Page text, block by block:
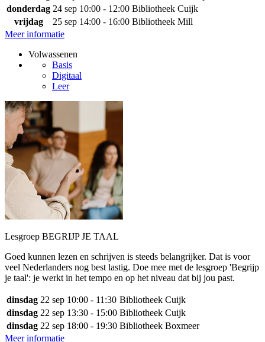
donderdag 24 sep 10:00 - 12:00 Bibliotheek Cuijk
vrijdag
25 sep 14:00 - 16:00 Bibliotheek Mill
Meer informatie
Volwassenen
Basis
Digitaal
Leer
Lesgroep BEGRIJP JE TAAL
Goed kunnen lezen en schrijven is steeds belangrijker. Dat is voor
veel Nederlanders nog best lastig. Doe mee met de lesgroep 'Begrijp
je taal': je werkt in het tempo en op het niveau dat bij jou past.
dinsdag 22 sep 10:00 - 11:30 Bibliotheek Cuijk
dinsdag 22 sep 13:30 - 15:00 Bibliotheek Cuijk
dinsdag 22 sep 18:00 - 19:30 Bibliotheek Boxmeer
Meer informatie